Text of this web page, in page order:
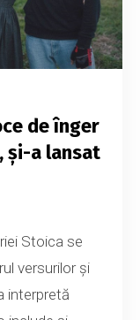
de înger
și-a lansat
Stoica se
versurilor și
interpretă